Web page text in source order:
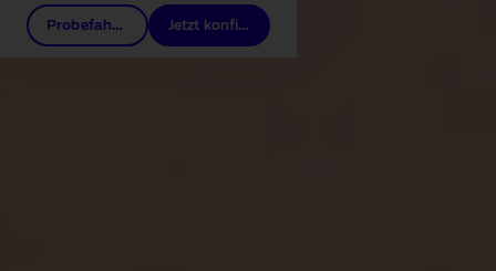
Probefahrt buchen Jetzt konfigurieren